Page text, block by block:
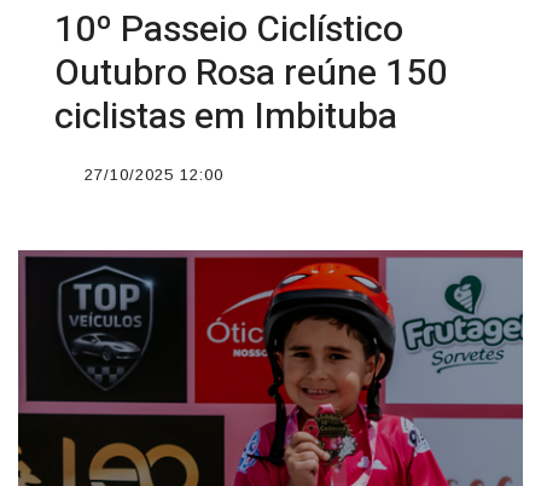
10º Passeio Ciclístico
Outubro Rosa reúne 150
ciclistas em Imbituba
27/10/2025 12:00